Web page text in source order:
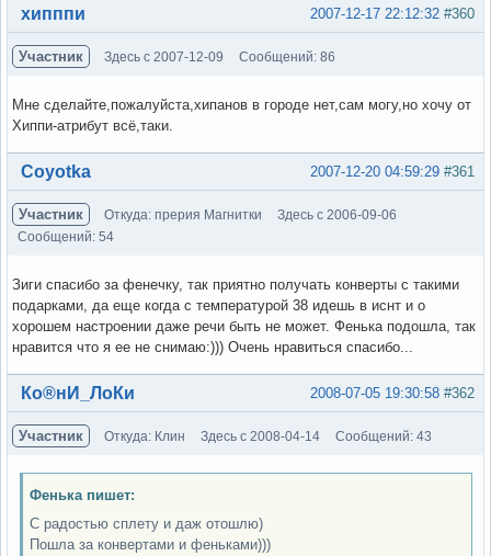
Вне форума #360
2007-12-17 22:12:32
хипппи
Участник Здесь с 2007-12-09 Сообщений: 86
Мне сделайте,пожалуйста,хипанов в городе нет,сам могу,но хочу от
Хиппи-атрибут всё,таки.
Вне форума #361
2007-12-20 04:59:29
Coyotka
Участник Откуда: прерия Магнитки
Здесь с 2006-09-06
Сообщений: 54
Зиги спасибо за фенечку, так приятно получать конверты с такими
подарками, да еще когда с температурой 38 идешь в иснт и о
хорошем настроении даже речи быть не может. Фенька подошла, так
нравится что я ее не снимаю:))) Очень нравиться спасибо...
Вне форума #362
2008-07-05 19:30:58
Ко®нИ_ЛоКи
Участник Откуда: Клин Здесь с 2008-04-14 Сообщений: 43
Фенька пишет:
С радостью сплету и даж отошлю)
Пошла за конвертами и феньками)))